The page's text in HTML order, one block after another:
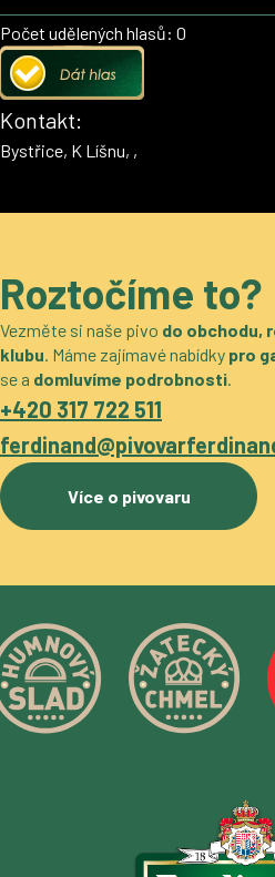
Počet udělených hlasů: 0
Kontakt:
Bystřice, K Líšnu, ,
Roztočíme to?
Vezměte si naše pivo do obchodu,
klubu. Máme zajímavé nabídky pro
se a domluvíme podrobnosti.
+420 317 722 511
Více o pivovaru